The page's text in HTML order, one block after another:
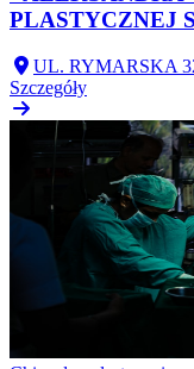
PLASTYCZNEJ
UL. RYMARSKA
Szczegóły